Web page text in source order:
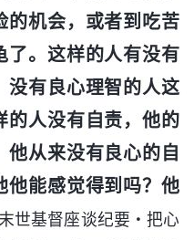
的机会，或者到吃苦
了。这样的人有没有
没有良心理智的人这
的人没有自责，他的
他从来没有良心的自
他能感觉得到吗？他
世基督座谈纪要・把心